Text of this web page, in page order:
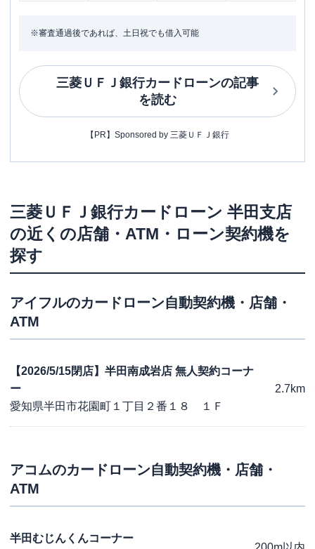
※審査通過後であれば、土日祝でも借入可能
三菱ＵＦＪ銀行カードローンの記事
を読む
【PR】Sponsored by 三菱ＵＦＪ銀行
三菱ＵＦＪ銀行カードローン 半田支店
の近くの店舗・ATM・ローン契約機を
探す
アイフルのカードローン自動契約機・店舗・
ATM
【2026/5/15閉店】半田南成岩店 無人契約コーナ
ー
愛知県半田市花園町１丁目２番１８ １Ｆ
2.7km
アコムのカードローン自動契約機・店舗・
ATM
半田むじんくんコーナー